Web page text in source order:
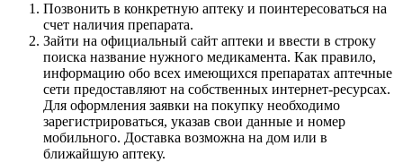
Позвонить в конкретную аптеку и поинтересоваться на
счет наличия препарата.
Зайти на официальный сайт аптеки и ввести в строку
поиска название нужного медикамента. Как правило,
информацию обо всех имеющихся препаратах аптечные
сети предоставляют на собственных интернет-ресурсах.
Для оформления заявки на покупку необходимо
зарегистрироваться, указав свои данные и номер
мобильного. Доставка возможна на дом или в
ближайшую аптеку.